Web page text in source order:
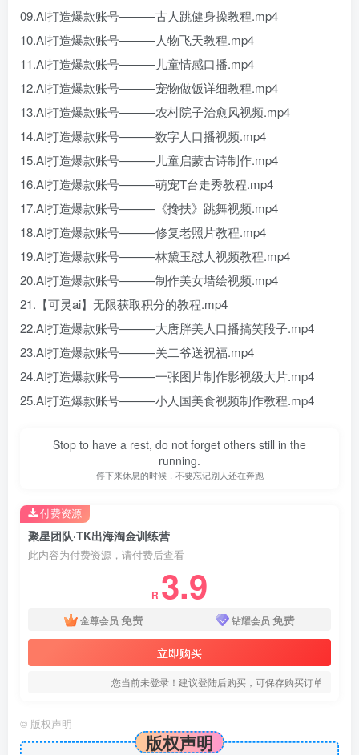
09.AI打造爆款账号———古人跳健身操教程.mp4
10.AI打造爆款账号———人物飞天教程.mp4
11.AI打造爆款账号———儿童情感口播.mp4
12.AI打造爆款账号———宠物做饭详细教程.mp4
13.AI打造爆款账号———农村院子治愈风视频.mp4
14.AI打造爆款账号———数字人口播视频.mp4
15.AI打造爆款账号———儿童启蒙古诗制作.mp4
16.AI打造爆款账号———萌宠T台走秀教程.mp4
17.AI打造爆款账号———《搀扶》跳舞视频.mp4
18.AI打造爆款账号———修复老照片教程.mp4
19.AI打造爆款账号———林黛玉怼人视频教程.mp4
20.AI打造爆款账号———制作美女墙绘视频.mp4
21.【可灵ai】无限获取积分的教程.mp4
22.AI打造爆款账号———大唐胖美人口播搞笑段子.mp4
23.AI打造爆款账号———关二爷送祝福.mp4
24.AI打造爆款账号———一张图片制作影视级大片.mp4
25.AI打造爆款账号———小人国美食视频制作教程.mp4
Stop to have a rest, do not forget others still in the
running.
停下来休息的时候，不要忘记别人还在奔跑
聚星团队·TK出海淘金训练营
此内容为付费资源，请付费后查看
R 3.9
金尊会员 免费 钻耀会员 免费
立即购买
您当前未登录！建议登陆后购买，可保存购买订单
付费资源
© 版权声明
版权声明